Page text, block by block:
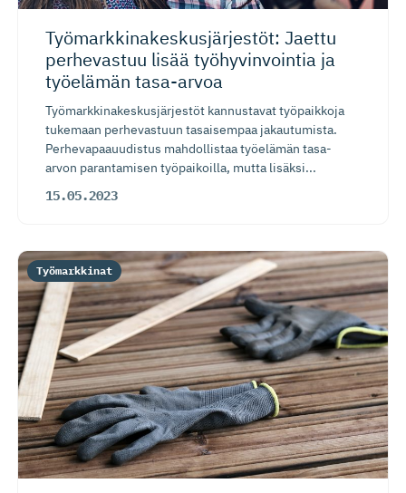
Työmarkki­na­kes­kus­jär­jestöt: Jaettu
perhevastuu lisää työhyvinvointia ja
työelämän tasa-arvoa
Työmarkkinakeskusjärjestöt kannustavat työpaikkoja
tukemaan perhevastuun tasaisempaa jakautumista.
Perhevapaauudistus mahdollistaa työelämän tasa-
arvon parantamisen työpaikoilla, mutta lisäksi...
15.05.2023
Työmarkkinat